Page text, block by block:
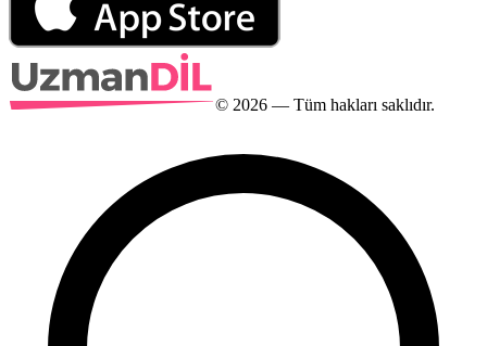
© 2026 — Tüm hakları saklıdır.